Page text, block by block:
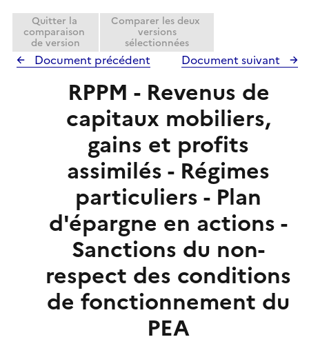
Quitter la
comparaison
de version
Comparer les deux
versions
sélectionnées
Document précédent Document suivant
RPPM - Revenus de
capitaux mobiliers,
gains et profits
assimilés - Régimes
particuliers - Plan
d'épargne en actions -
Sanctions du non-
respect des conditions
de fonctionnement du
PEA